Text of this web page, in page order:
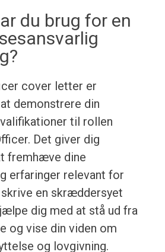
du brug for en
cover letter er
demonstrere din
til rollen
Det giver dig
fremhæve dine
erfaringer relevant for
en skræddersyet
dig med at stå ud fra
og vise din viden om
og lovgivning.